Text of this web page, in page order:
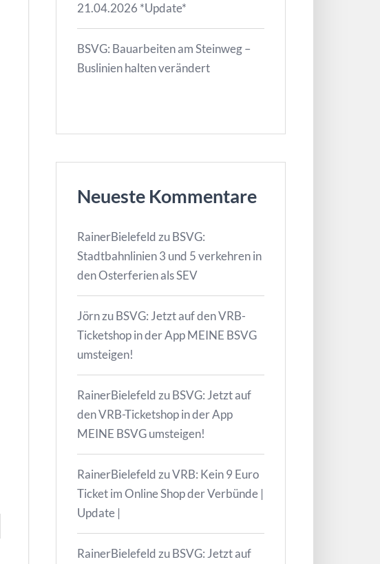
21.04.2026 *Update*
BSVG: Bauarbeiten am Steinweg –
Buslinien halten verändert
Neueste Kommentare
RainerBielefeld zuBSVG:
Stadtbahnlinien 3 und 5 verkehren in
den Osterferien als SEV
JörnzuBSVG: Jetzt auf den VRB-
Ticketshop in der App MEINE BSVG
umsteigen!
RainerBielefeld zuBSVG: Jetzt auf
den VRB-Ticketshop in der App
MEINE BSVG umsteigen!
RainerBielefeld zuVRB: Kein 9 Euro
Ticket im Online Shop der Verbünde |
Update |
RainerBielefeld zuBSVG: Jetzt auf